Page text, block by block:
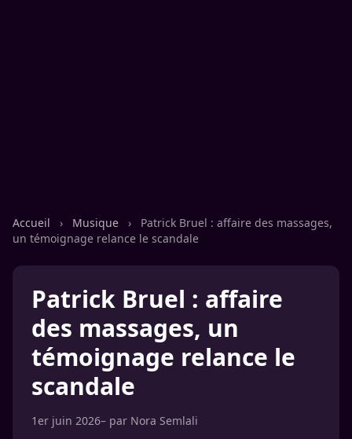
Accueil › Musique ›
Patrick Bruel : affaire des massages,
un témoignage relance le scandale
Patrick Bruel : affaire
des massages, un
témoignage relance le
scandale
1er juin 2026– par Nora Semlali